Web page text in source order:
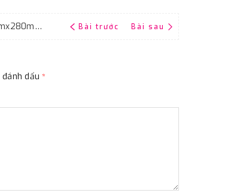
Giấy nhám tờ P100 RMC CP35, kích thước 230mmx280mm, chịu nước Bài trước Bài sau
đánh dấu*